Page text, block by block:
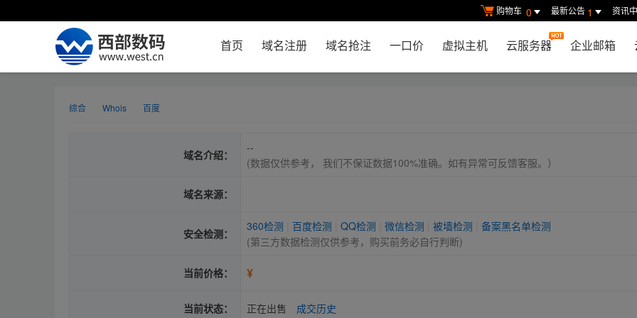
购物车 0 最新公告 1 资讯
首页 域名注册 域名抢注 一口价 虚拟主机 云服务器 企业邮箱
综合 Whois 百度
域名介绍：
--
(数据仅供参考， 我们不保证数据100%准确。如有异常可反馈客服。）
域名来源：
安全检测：
360检测 百度检测 QQ检测 微信检测 被墙检测
备案黑名单检测
(第三方数据检测仅供参考，购买前务必自行判断)
当前价格： ¥
当前状态： 正在出售 成交历史